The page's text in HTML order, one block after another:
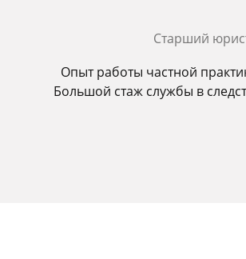
Старший
Опыт работы частной
Большой стаж службы в